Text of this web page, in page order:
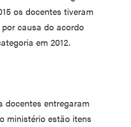
os docentes tiveram
causa do acordo
em 2012.
docentes entregaram
ministério estão itens